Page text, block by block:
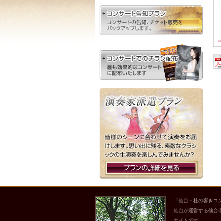
「仙台・杜の響き
仙台が運営する仙台